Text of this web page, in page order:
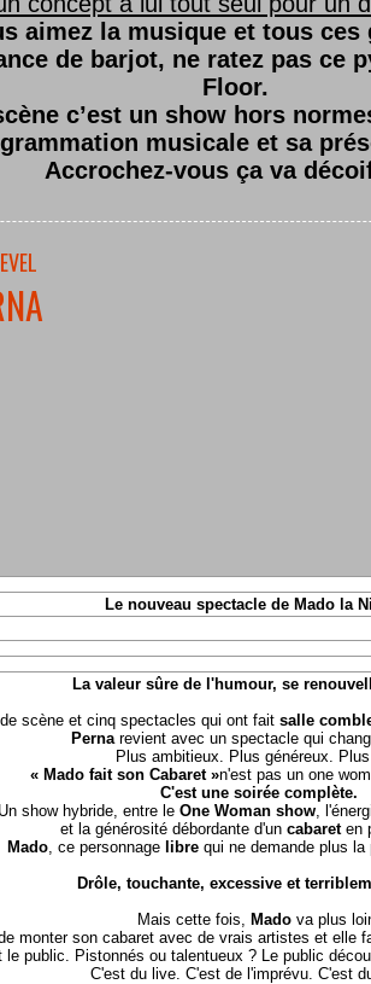
aimez la musique et tous ces
de barjot, ne ratez pas ce
Floor.
c’est un show hors
musicale et sa
Accrochez-vous ça va
Le nouveau spectacle de Mado la
La valeur sûre de l'humour, se
scène et cinq spectacles qui ont fait salle
Pernarevient avec un spectacle qui
Plus ambitieux. Plus généreux.
« Mado fait son Cabaret »n'est pas un one
C'est une soirée complète.
Un show hybride, entre le One Woman show,
et la générosité débordante d'un cabaret en
Mado, ce personnage librequi ne demande plus la
Drôle, touchante, excessive et
Mais cette fois, Mado va plus
monter son cabaret avec de vrais artistes et elle
le public. Pistonnés ou talentueux ? Le public
C'est du live. C'est de l'imprévu. C'est